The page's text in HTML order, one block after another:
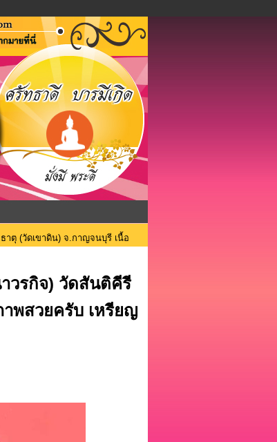
าตุ (วัดเขาดิน) จ.กาญจนบุรี เนื้อ
วรกิจ) วัดสันติคีรี
พสวยครับ เหรียญ